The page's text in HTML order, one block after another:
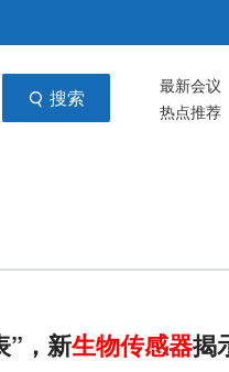
搜索 最新会议
热点推荐
”，新生物传感器揭